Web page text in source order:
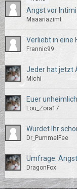
Angst vor
Maaariazimt
Verliebt in eine
Frannic99
Jeder hat jetzt
Michi
Euer
Lou_Zora17
Wurdet Ihr
Dr_PummelFee
Umfrage:
DragonFox